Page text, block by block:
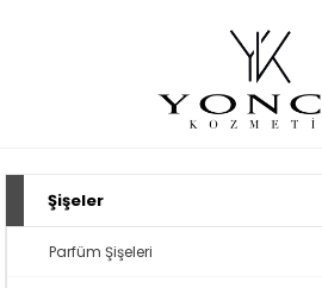
Şişeler
Parfüm Şişeleri